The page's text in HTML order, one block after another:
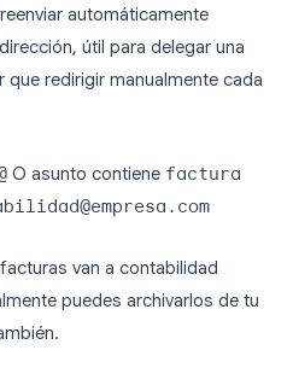
automáticamente
útil para delegar una
redirigir manualmente cada
O asunto contiene factura
van a contabilidad
puedes archivarlos de tu